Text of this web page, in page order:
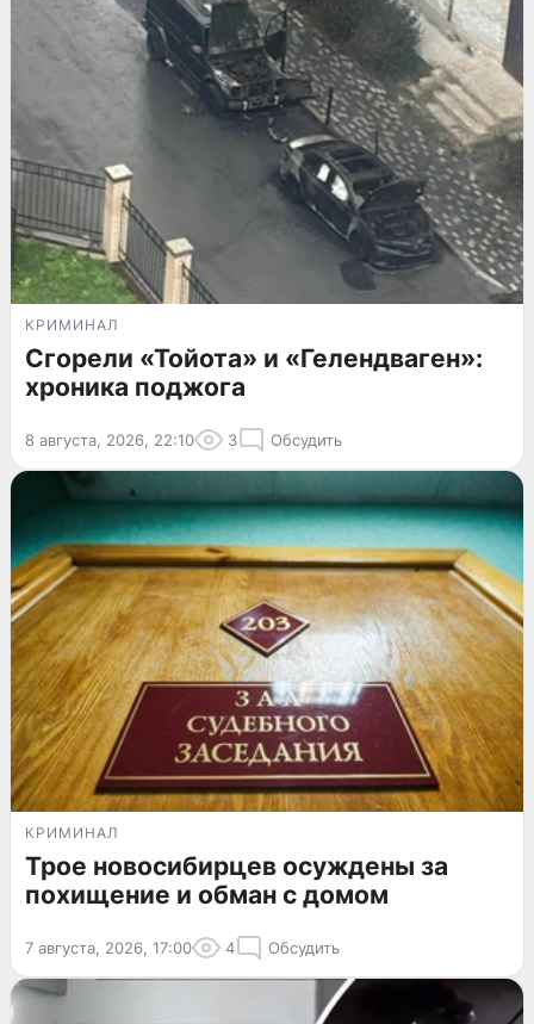
КРИМИНАЛ
Сгорели «Тойота» и «Гелендваген»:
хроника поджога
8 августа, 2026, 22:10 3 Обсудить
КРИМИНАЛ
Трое новосибирцев осуждены за
похищение и обман с домом
7 августа, 2026, 17:00 4 Обсудить